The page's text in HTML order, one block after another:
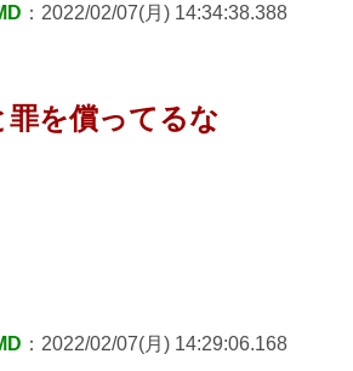
：2022/02/07(月) 14:34:38.388
を償ってるな
：2022/02/07(月) 14:29:06.168